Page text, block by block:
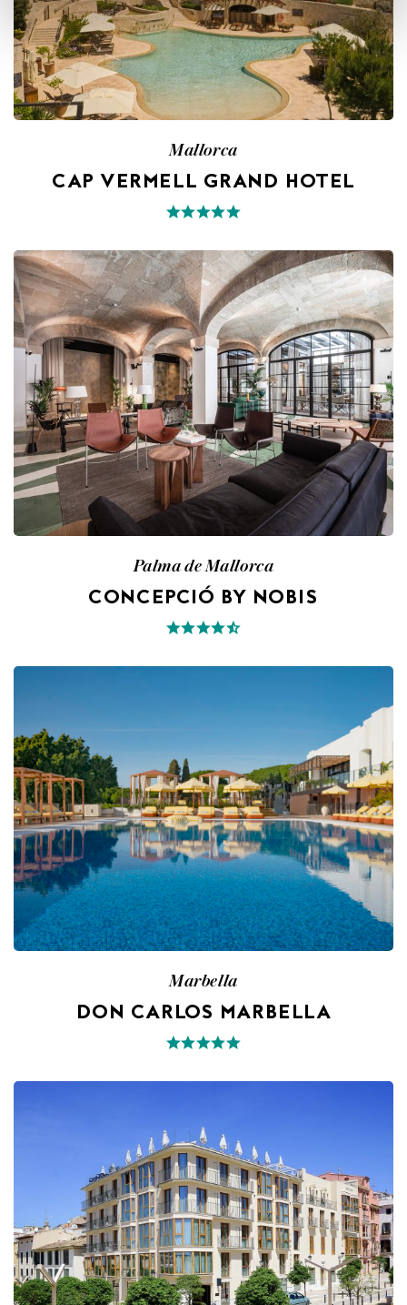
Mallorca
CAP VERMELL GRAND HOTEL
Palma de Mallorca
CONCEPCIÓ BY NOBIS
Marbella
DON CARLOS MARBELLA